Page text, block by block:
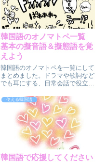
韓国語のオノマトペ一覧
基本の擬音語＆擬態語を覚
えよう
韓国語のオノマトペを一覧にして
まとめました。ドラマや歌詞など
でも耳にする、日常会話で役立つ
います。擬音語や擬態語を会話に
取り入れられるようになると表現
も豊かになり、ネイティブっぽい
喋りに近づけますよ♪
使える韓国語
韓国語で応援してください